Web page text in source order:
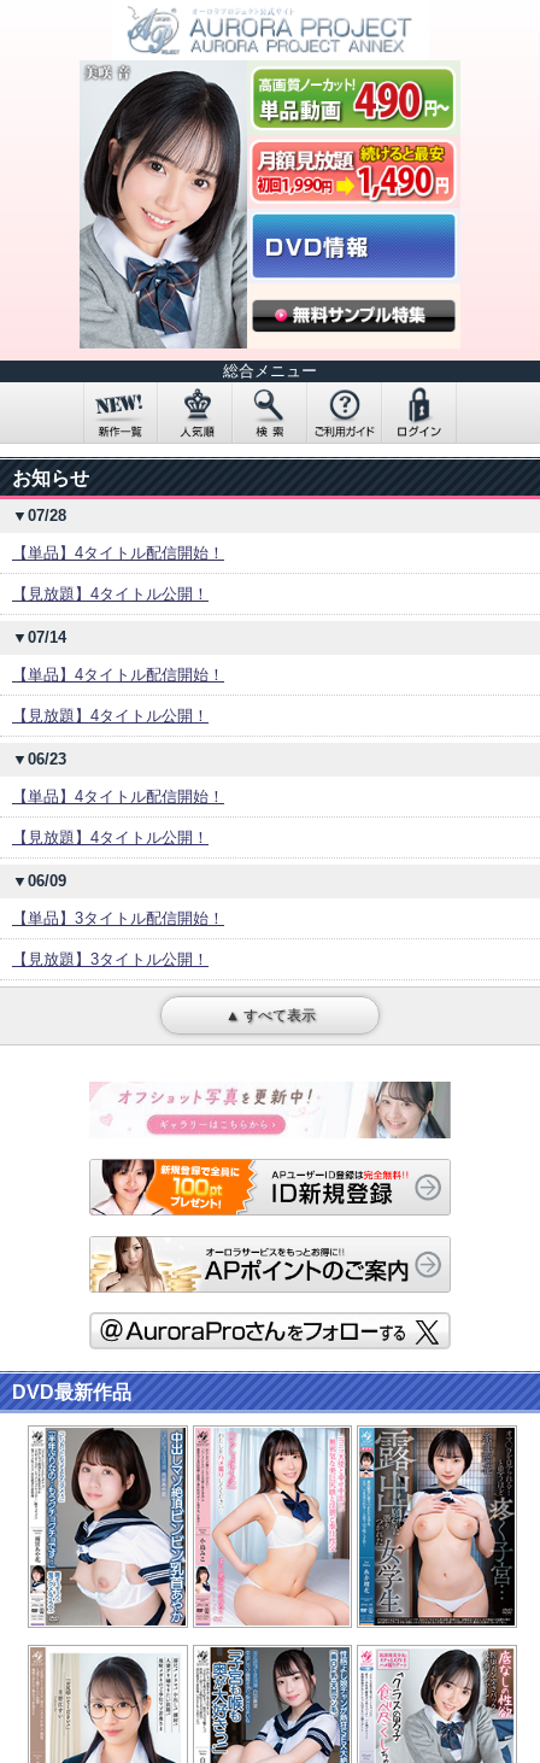
総合メニュー
お知らせ
▼07/28
【単品】4タイトル配信開始！
【見放題】4タイトル公開！
▼07/14
【単品】4タイトル配信開始！
【見放題】4タイトル公開！
▼06/23
【単品】4タイトル配信開始！
【見放題】4タイトル公開！
▼06/09
【単品】3タイトル配信開始！
【見放題】3タイトル公開！
▲ すべて表示
DVD最新作品